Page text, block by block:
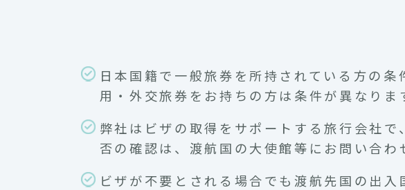
日本国籍で一般旅券を所持されている方の
用・外交旅券をお持ちの方は条件が異なりま
弊社はビザの取得をサポートする旅行会社
否の確認は、渡航国の大使館等にお問い合わ
ビザが不要とされる場合でも渡航先国の出